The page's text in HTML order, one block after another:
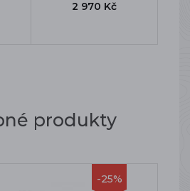
2 970 Kč
produkty
-25%